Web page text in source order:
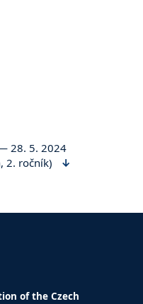
— 28. 5. 2024
2. ročník)
of the Czech